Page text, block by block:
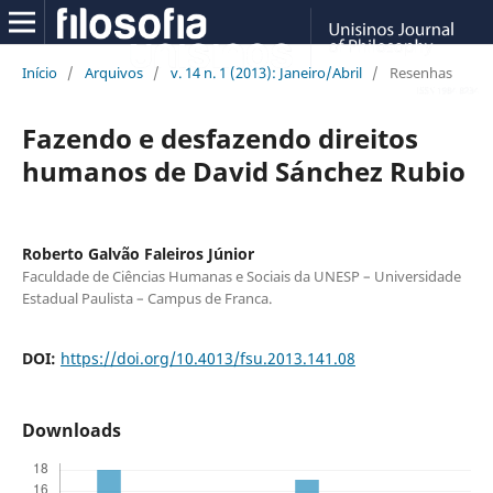
Início / Arquivos / v. 14 n. 1 (2013): Janeiro/Abril / Resenhas
Fazendo e desfazendo direitos
humanos de David Sánchez Rubio
Roberto Galvão Faleiros Júnior
Faculdade de Ciências Humanas e Sociais da UNESP – Universidade
Estadual Paulista – Campus de Franca.
DOI: https://doi.org/10.4013/fsu.2013.141.08
Downloads